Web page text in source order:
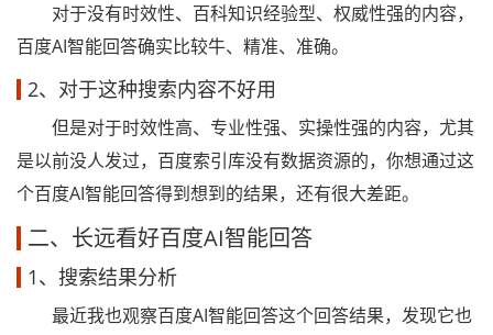
对于没有时效性、百科知识经验型、权威性强的内容，
百度AI智能回答确实比较牛、精准、准确。
2、对于这种搜索内容不好用
但是对于时效性高、专业性强、实操性强的内容，尤其
是以前没人发过，百度索引库没有数据资源的，你想通过这
个百度AI智能回答得到想到的结果，还有很大差距。
二、长远看好百度AI智能回答
1、搜索结果分析
最近我也观察百度AI智能回答这个回答结果，发现它也